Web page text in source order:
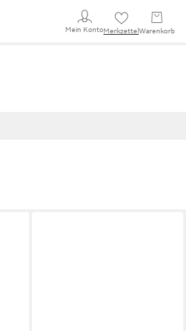
Mein KontoMerkzettel Warenkorb